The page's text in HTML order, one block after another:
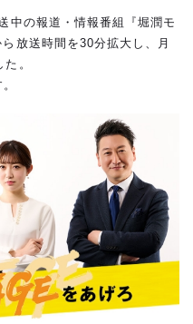
の報道・情報番組『堀潤モ
放送時間を30分拡大し、月
。